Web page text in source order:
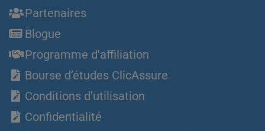
Partenaires
Blogue
Programme d'affiliation
Bourse d’études ClicAssure
Conditions d'utilisation
Confidentialité